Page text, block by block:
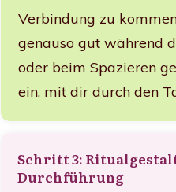
Verbindung zu
genauso gut während
oder beim Spazieren
ein, mit dir durch den
Schritt 3:
Durchführung